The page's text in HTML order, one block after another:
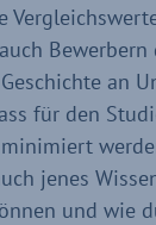
an
für den
jenes
und wie